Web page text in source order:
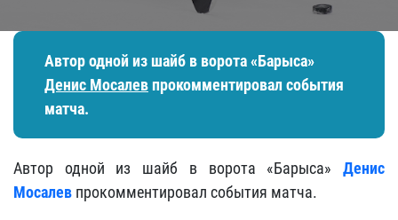
Автор одной из шайб в ворота «Барыса»
Денис Мосалевпрокомментировал события
матча.
Автор одной из шайб в ворота «Барыса» Денис
Мосалев прокомментировал события матча.